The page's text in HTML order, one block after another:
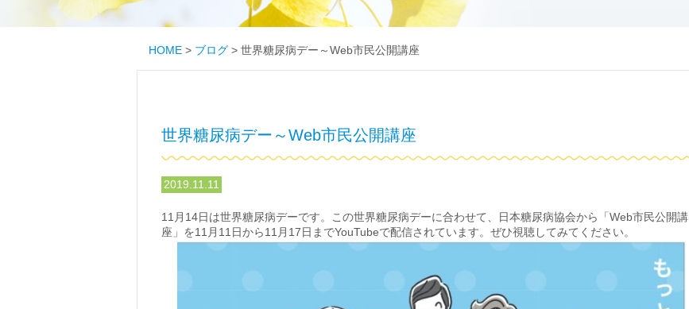
HOME > ブログ > 世界糖尿病デー～Web市民公開講座
世界糖尿病デー～Web市民公開講座
2019.11.11
11月14日は世界糖尿病デーです。この世界糖尿病デーに合わせて、日本糖尿病協会から「Web市民公開講
座」を11月11日から11月17日までYouTubeで配信されています。ぜひ視聴してみてください。